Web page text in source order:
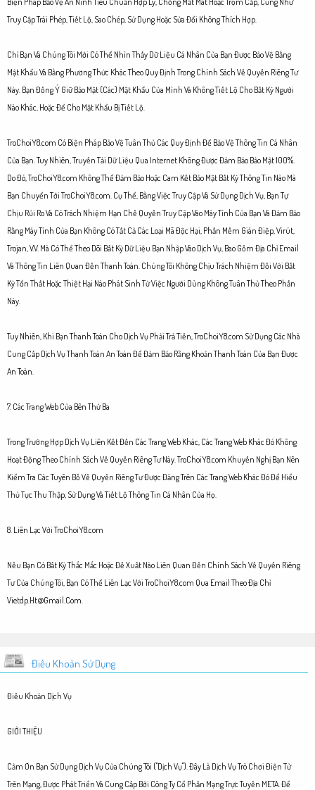
Truy Cập Trái Phép, Tiết Lộ, Sao Chép, Sử Dụng Hoặc Sửa Đổi Không Thích Hợp.
Chỉ Bạn Và Chúng Tôi Mới Có Thể Nhìn Thấy Dữ Liệu Cá Nhân Của Bạn Được Bảo Vệ Bằng
Mật Khẩu Và Bằng Phương Thức Khác Theo Quy Định Trong Chính Sách Về Quyền Riêng Tư
Này. Bạn Đồng Ý Giữ Bảo Mật (Các) Mật Khẩu Của Mình Và Không Tiết Lộ Cho Bất Kỳ Người
Nào Khác, Hoặc Để Cho Mật Khẩu Bị Tiết Lộ.
TroChoiY8.com Có Biện Pháp Bảo Vệ Tuân Thủ Các Quy Định Để Bảo Vệ Thông Tin Cá Nhân
Của Bạn. Tuy Nhiên, Truyền Tải Dữ Liệu Qua Internet Không Được Đảm Bảo Bảo Mật 100%.
Do Đó, TroChoiY8.com Không Thể Đảm Bảo Hoặc Cam Kết Bảo Mật Bất Kỳ Thông Tin Nào Mà
Bạn Chuyển Tới TroChoiY8.com. Cụ Thể, Bằng Việc Truy Cập Và Sử Dụng Dịch Vụ, Bạn Tự
Chịu Rủi Ro Và Có Trách Nhiệm Hạn Chế Quyền Truy Cập Vào Máy Tính Của Bạn Và Đảm Bảo
Rằng Máy Tính Của Bạn Không Có Tất Cả Các Loại Mã Độc Hại, Phần Mềm Gián Điệp, Virút,
Trojan, V.V. Mà Có Thể Theo Dõi Bất Kỳ Dữ Liệu Bạn Nhập Vào Dịch Vụ, Bao Gồm Địa Chỉ Email
Và Thông Tin Liên Quan Đến Thanh Toán. Chúng Tôi Không Chịu Trách Nhiệm Đối Với Bất
Kỳ Tổn Thất Hoặc Thiệt Hại Nào Phát Sinh Từ Việc Người Dùng Không Tuân Thủ Theo Phần
Này.
Tuy Nhiên, Khi Bạn Thanh Toán Cho Dịch Vụ Phải Trả Tiền, TroChoiY8.com Sử Dụng Các Nhà
Cung Cấp Dịch Vụ Thanh Toán An Toàn Để Đảm Bảo Rằng Khoản Thanh Toán Của Bạn Được
An Toàn.
7. Các Trang Web Của Bên Thứ Ba
Trong Trường Hợp Dịch Vụ Liên Kết Đến Các Trang Web Khác, Các Trang Web Khác Đó Không
Hoạt Động Theo Chính Sách Về Quyền Riêng Tư Này. TroChoiY8.com Khuyến Nghị Bạn Nên
Kiểm Tra Các Tuyên Bố Về Quyền Riêng Tư Được Đăng Trên Các Trang Web Khác Đó Để Hiểu
Thủ Tục Thu Thập, Sử Dụng Và Tiết Lộ Thông Tin Cá Nhân Của Họ.
8. Liên Lạc Với TroChoiY8.com
Nếu Bạn Có Bất Kỳ Thắc Mắc Hoặc Đề Xuất Nào Liên Quan Đến Chính Sách Về Quyền Riêng
Tư Của Chúng Tôi, Bạn Có Thể Liên Lạc Với TroChoiY8.com Qua Email Theo Địa Chỉ
Vietdp.Ht@Gmail.Com.
Điều Khoản Sử Dụng
Điều Khoản Dịch Vụ
GIỚI THIỆU
Cảm Ơn Bạn Sử Dụng Dịch Vụ Của Chúng Tôi ("Dịch Vụ"). Đây Là Dịch Vụ Trò Chơi Điện Tử
Trên Mạng, Được Phát Triển Và Cung Cấp Bởi Công Ty Cổ Phần Mạng Trực Tuyến META. Để